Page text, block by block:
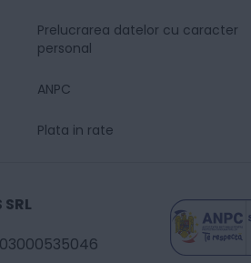
Prelucrarea datelor cu caracter
personal
ANPC
Plata in rate